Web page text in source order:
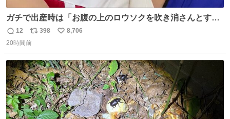
ガチで出産時は「お腹の上のロウソクを吹き消さんとする
サンシャイン池崎」だったし、お産後の股裂け状態でのト
イレは「とにかく明るい安村の体勢」が1番楽
返
信
12
リ
ポ
ト
数
398
い
数
8,706
20時間前